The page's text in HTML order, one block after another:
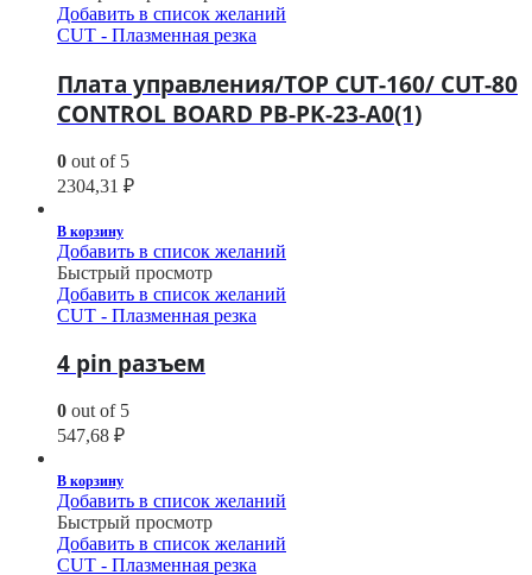
Добавить в список желаний
CUT - Плазменная резка
Плата управления/TOP CUT-160/ CUT-80
CONTROL BOARD PB-PK-23-A0(1)
0 out of 5
2304,31 ₽
В корзину
Добавить в список желаний
Быстрый просмотр
Добавить в список желаний
CUT - Плазменная резка
4 pin разъем
0 out of 5
547,68 ₽
В корзину
Добавить в список желаний
Быстрый просмотр
Добавить в список желаний
CUT - Плазменная резка